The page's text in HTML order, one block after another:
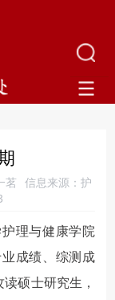
茗 信息来源：护
理与健康学院
成绩、综测成
硕士研究生，